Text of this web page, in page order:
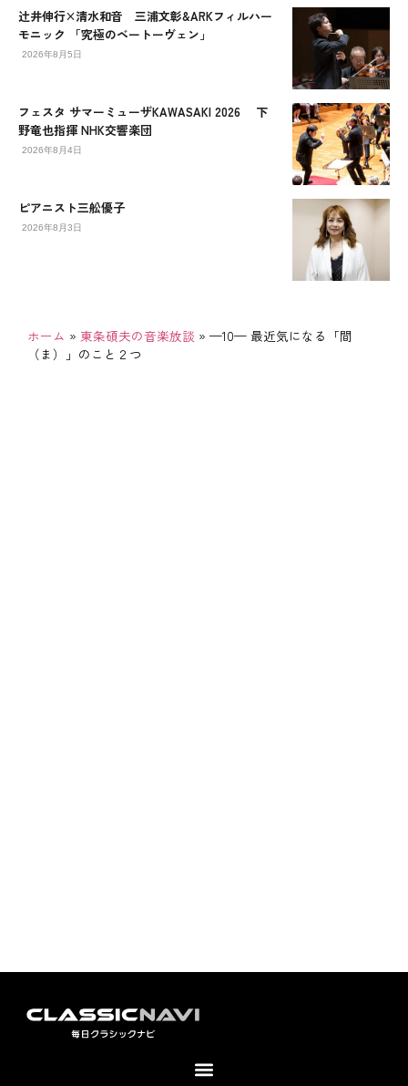
辻󠄀井伸行×清水和音 三浦文彰&ARKフィルハー
モニック 「究極のベートーヴェン」
2026年8月5日
フェスタ サマーミューザKAWASAKI 2026 下
野竜也指揮 NHK交響楽団
2026年8月4日
ピアニスト三舩優子
2026年8月3日
ホーム » 東条碩夫の音楽放談 » —10— 最近気になる「間
（ま）」のこと２つ